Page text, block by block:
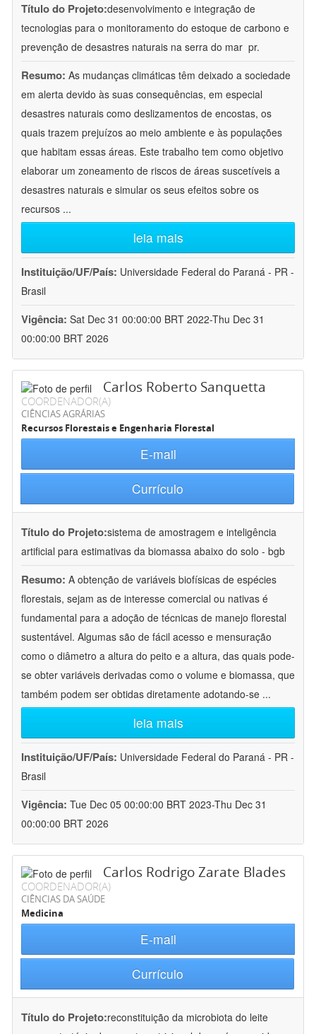
Título do Projeto:desenvolvimento e integração de
tecnologias para o monitoramento do estoque de carbono e
prevenção de desastres naturais na serra do mar  pr.
Resumo: As mudanças climáticas têm deixado a sociedade
em alerta devido às suas consequências, em especial
desastres naturais como deslizamentos de encostas, os
quais trazem prejuízos ao meio ambiente e às populações
que habitam essas áreas. Este trabalho tem como objetivo
elaborar um zoneamento de riscos de áreas suscetíveis a
desastres naturais e simular os seus efeitos sobre os
recursos ...
leia mais
Instituição/UF/País: Universidade Federal do Paraná - PR -
Brasil
Vigência: Sat Dec 31 00:00:00 BRT 2022-Thu Dec 31
00:00:00 BRT 2026
Carlos Roberto Sanquetta
COORDENADOR(A)
CIÊNCIAS AGRÁRIAS
Recursos Florestais e Engenharia Florestal
E-mail
Currículo
Título do Projeto:sistema de amostragem e inteligência
artificial para estimativas da biomassa abaixo do solo - bgb
Resumo: A obtenção de variáveis biofísicas de espécies
florestais, sejam as de interesse comercial ou nativas é
fundamental para a adoção de técnicas de manejo florestal
sustentável. Algumas são de fácil acesso e mensuração
como o diâmetro a altura do peito e a altura, das quais pode-
se obter variáveis derivadas como o volume e biomassa, que
também podem ser obtidas diretamente adotando-se ...
leia mais
Instituição/UF/País: Universidade Federal do Paraná - PR -
Brasil
Vigência: Tue Dec 05 00:00:00 BRT 2023-Thu Dec 31
00:00:00 BRT 2026
Carlos Rodrigo Zarate Blades
COORDENADOR(A)
CIÊNCIAS DA SAÚDE
Medicina
E-mail
Currículo
Título do Projeto:reconstituição da microbiota do leite